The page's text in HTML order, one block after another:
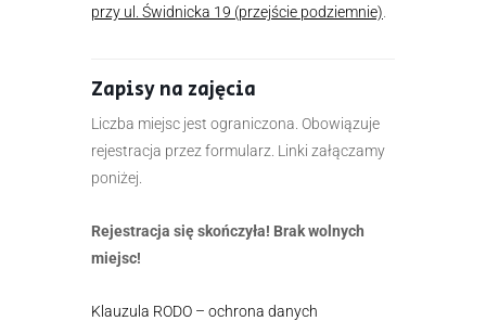
przy ul. Świdnicka 19 (przejście podziemnie)
Zapisy na zajęcia
Liczba miejsc jest ograniczona. Obowiązuje
rejestracja przez formularz. Linki załączamy
poniżej.
Rejestracja się skończyła! Brak wolnych
miejsc!
Klauzula RODO – ochrona danych